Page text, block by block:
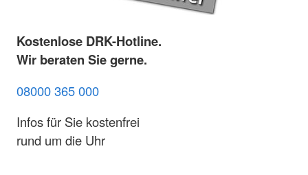
Kostenlose DRK-Hotline.
Wir beraten Sie gerne.
08000 365 000
Infos für Sie kostenfrei
rund um die Uhr